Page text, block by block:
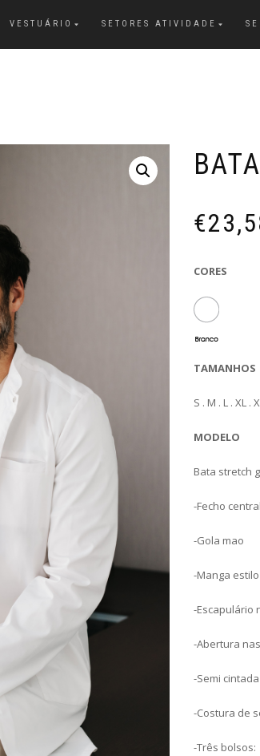
VESTUÁRIO SETORES ATIVIDADE
€
CORES
TAMANHOS
S . M . L . XL .
MODELO
Bata stretch
-Fecho
-Gola mao
-Manga
-Escapulário
-Abertura
-Semi cintada
-Costura de
-Três bolsos: